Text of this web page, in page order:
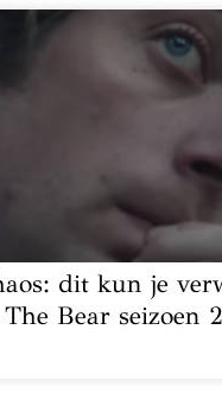
dit kun je
Bear seizoen 2